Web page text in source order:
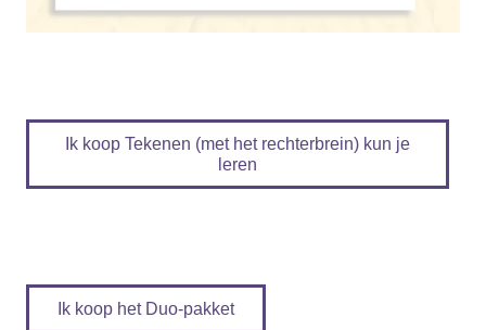
Ik koop Tekenen (met het rechterbrein) kun je
leren
Ik koop het Duo-pakket